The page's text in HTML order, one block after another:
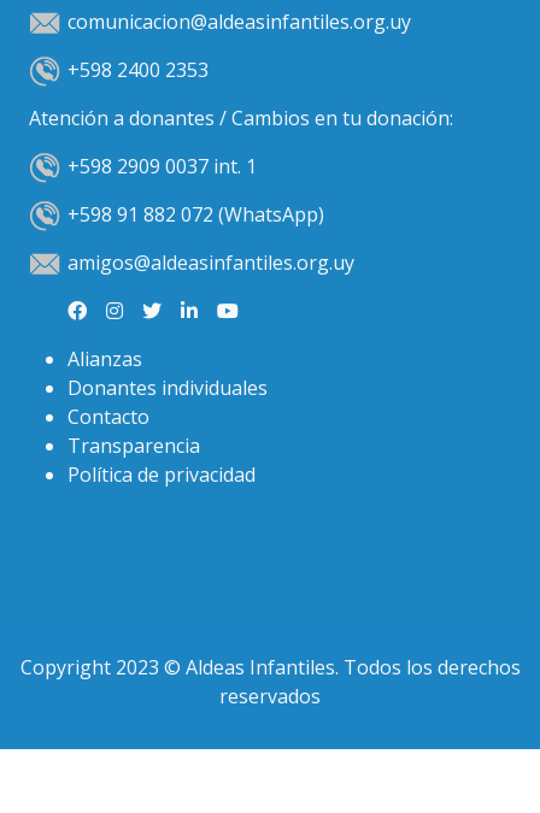
comunicacion@aldeasinfantiles.org.uy
+598 2400 2353
Atención a donantes / Cambios en tu donación:
+598 2909 0037 int. 1
+598 91 882 072 (WhatsApp)
amigos@aldeasinfantiles.org.uy
Alianzas
Donantes individuales
Contacto
Transparencia
Política de privacidad
Copyright 2023 © Aldeas Infantiles. Todos los derechos
reservados